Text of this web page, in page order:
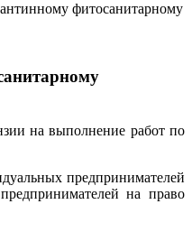
фитосанитарному
на выполнение работ по
предпринимателей
на право